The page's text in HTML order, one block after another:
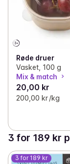
Røde druer
Vasket, 100 g
Mix & match
20,00 kr
200,00 kr /kg
3 for 189 kr
3 for 189 kr